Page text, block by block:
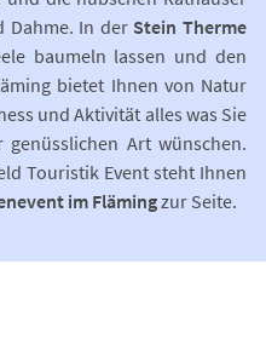
Dahme. In der Stein Therme
baumeln lassen und den
bietet Ihnen von Natur
und Aktivität alles was Sie
genüsslichen Art wünschen.
Touristik Event steht Ihnen
im Flämingzur Seite.